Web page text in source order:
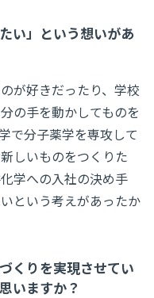
い」という想いがあ
が好きだったり、学校
の手を動かしてものを
で分子薬学を専攻して
しいものをつくりた
学への入社の決め手
という考えがあったか
くりを実現させてい
いますか？